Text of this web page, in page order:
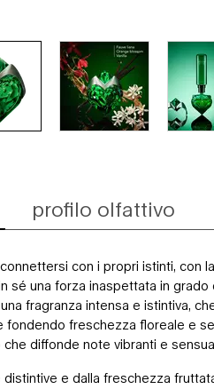
profilo olfattivo
con i propri istinti, con
sé una forza inaspettata in
fragranza intensa e istintiva,
freschezza floreale e
diffonde note vibranti e
e dalla freschezza